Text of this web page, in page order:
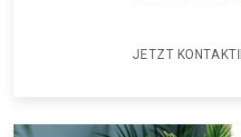
JETZT